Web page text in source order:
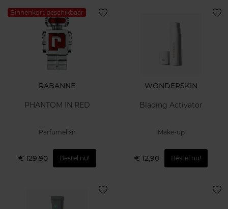
Binnenkort beschikbaar
RABANNE
PHANTOM IN RED
Parfumelixir
€ 129,90 Bestel nu!
WONDERSKIN
Blading Activator
Make-up
€ 12,90 Bestel nu!